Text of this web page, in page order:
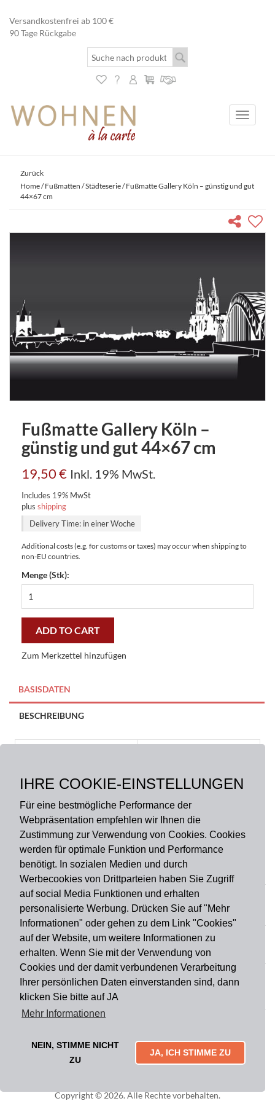
IHRE COOKIE-EINSTELLUNGEN
Für eine bestmögliche Performance der
Webpräsentation empfehlen wir Ihnen die
Zustimmung zur Verwendung von Cookies. Cookies
werden für optimale Funktion und Performance
benötigt. In sozialen Medien und durch
Werbecookies von Drittparteien haben Sie Zugriff
auf social Media Funktionen und erhalten
personalisierte Werbung. Drücken Sie auf "Mehr
Informationen" oder gehen zu dem Link "Cookies"
auf der Website, um weitere Informationen zu
erhalten. Wenn Sie mit der Verwendung von
Cookies und der damit verbundenen Verarbeitung
Ihrer persönlichen Daten einverstanden sind, dann
klicken Sie bitte auf JA
Mehr Informationen
NEIN, STIMME NICHT
ZU
JA, ICH STIMME ZU
Versandkostenfrei ab 100 €
90 Tage Rückgabe
Toggle
Zurück
Home/Fußmatten /Städteserie/ Fußmatte Gallery Köln – günstig und gut
44×67 cm
Fußmatte Gallery Köln –
günstig und gut 44×67 cm
19,50€ Inkl. 19% MwSt.
Includes 19% MwSt
plus shipping
Delivery Time: in einer Woche
Additional costs (e.g. for customs or taxes) may occur when shipping to
non-EU countries.
Menge (Stk):
Gallery
und
cm
quantity
ADD TO CART
Zum Merkzettel hinzufügen
BASISDATEN
BESCHREIBUNG
Farbe:Schwarz, Weiß Material: 100% Polyester
Zahlungsart
Versandart
Du findest uns auch auf
Informationen
Impressum Widerruf
Mytailor croodles
Copyright © 2026. Alle Rechte vorbehalten.